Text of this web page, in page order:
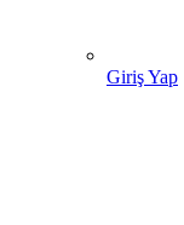
Giriş Yap